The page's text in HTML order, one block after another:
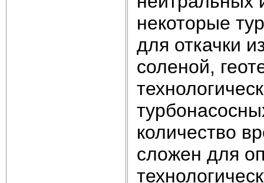
некоторые
для откачки
соленой,
количество
сложен для